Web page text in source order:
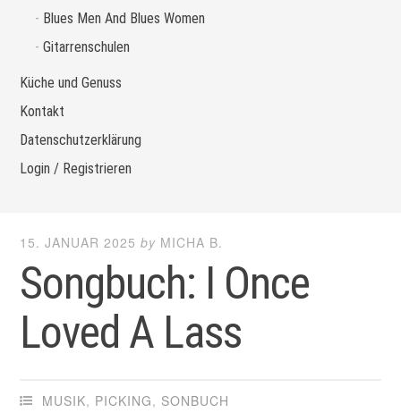
Blues Men And Blues Women
Gitarrenschulen
Küche und Genuss
Kontakt
Datenschutzerklärung
Login / Registrieren
15. JANUAR 2025 by MICHA B.
Songbuch: I Once
Loved A Lass
MUSIK, PICKING, SONBUCH